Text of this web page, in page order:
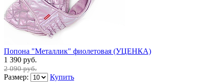
Попона "Металлик" фиолетовая (УЦЕНКА)
1 390 руб.
2 090 руб.
Размер: Купить